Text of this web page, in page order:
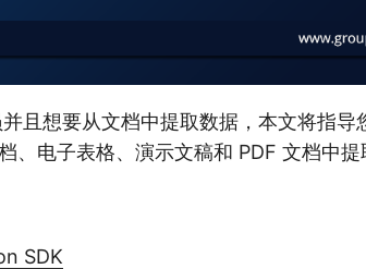
且想要从文档中提取数据，本文将指导
电子表格、演示文稿和 PDF 文档中提
SDK